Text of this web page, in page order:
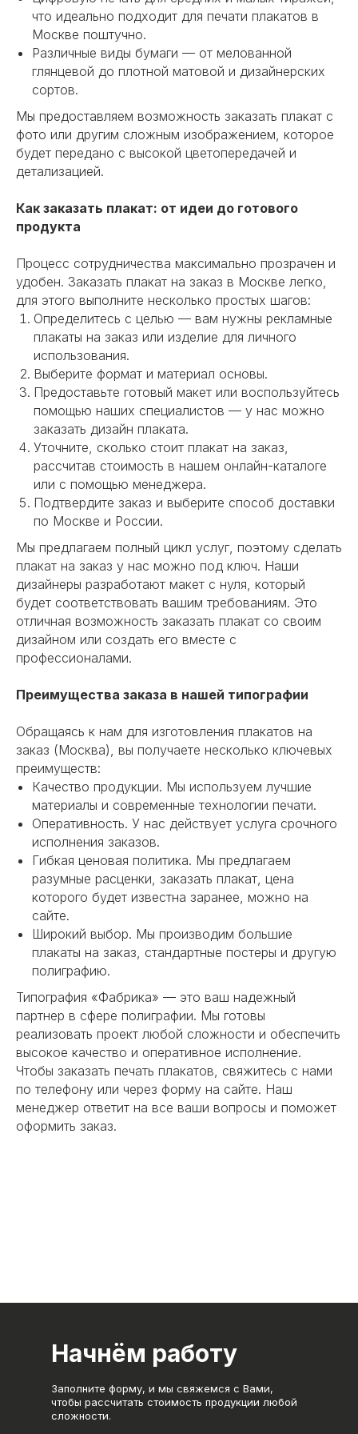
что идеально подходит для печати плакатов в
Москве поштучно.
Различные виды бумаги — от мелованной
глянцевой до плотной матовой и дизайнерских
сортов.
Мы предоставляем возможность заказать плакат с
фото или другим сложным изображением, которое
будет передано с высокой цветопередачей и
детализацией.
Как заказать плакат: от идеи до готового
продукта
Процесс сотрудничества максимально прозрачен и
удобен. Заказать плакат на заказ в Москве легко,
для этого выполните несколько простых шагов:
Определитесь с целью — вам нужны рекламные
плакаты на заказ или изделие для личного
использования.
Выберите формат и материал основы.
Предоставьте готовый макет или воспользуйтесь
помощью наших специалистов — у нас можно
заказать дизайн плаката.
Уточните, сколько стоит плакат на заказ,
рассчитав стоимость в нашем онлайн-каталоге
или с помощью менеджера.
Подтвердите заказ и выберите способ доставки
по Москве и России.
Мы предлагаем полный цикл услуг, поэтому сделать
плакат на заказ у нас можно под ключ. Наши
дизайнеры разработают макет с нуля, который
будет соответствовать вашим требованиям. Это
отличная возможность заказать плакат со своим
дизайном или создать его вместе с
профессионалами.
Преимущества заказа в нашей типографии
Обращаясь к нам для изготовления плакатов на
заказ (Москва), вы получаете несколько ключевых
преимуществ:
Качество продукции. Мы используем лучшие
материалы и современные технологии печати.
Оперативность. У нас действует услуга срочного
исполнения заказов.
Гибкая ценовая политика. Мы предлагаем
разумные расценки, заказать плакат, цена
которого будет известна заранее, можно на
сайте.
Широкий выбор. Мы производим большие
плакаты на заказ, стандартные постеры и другую
полиграфию.
Типография «Фабрика» — это ваш надежный
партнер в сфере полиграфии. Мы готовы
реализовать проект любой сложности и обеспечить
высокое качество и оперативное исполнение.
Чтобы заказать печать плакатов, свяжитесь с нами
по телефону или через форму на сайте. Наш
менеджер ответит на все ваши вопросы и поможет
оформить заказ.
Начнём работу
Заполните форму, и мы свяжемся с Вами,
чтобы рассчитать стоимость продукции любой
сложности.